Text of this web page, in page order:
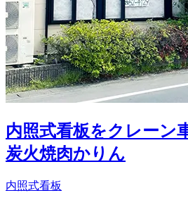
内照式看板をクレーン
炭火焼肉かりん
内照式看板